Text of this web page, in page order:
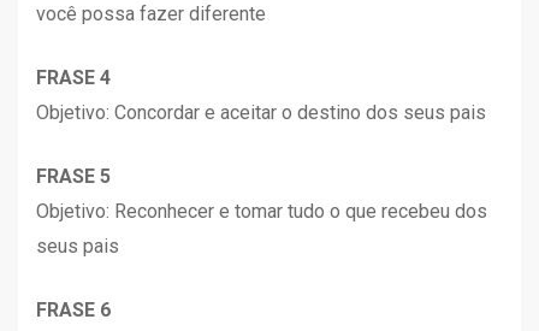
você possa fazer diferente
FRASE 4
Objetivo: Concordar e aceitar o destino dos seus pais
FRASE 5
Objetivo: Reconhecer e tomar tudo o que recebeu dos
seus pais
FRASE 6